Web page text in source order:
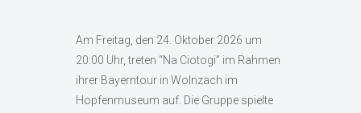
Am Freitag, den 24. Oktober 2026 um
20:00 Uhr, treten “Na Ciotogi” im Rahmen
ihrer Bayerntour in Wolnzach im
Hopfenmuseum auf. Die Gruppe spielte